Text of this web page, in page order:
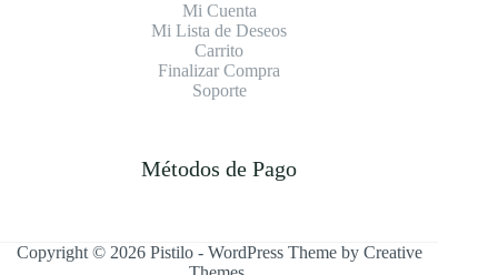
Mi Cuenta
Mi Lista de Deseos
Carrito
Finalizar Compra
Soporte
Métodos de Pago
Copyright © 2026 Pistilo - WordPress Theme by Creative